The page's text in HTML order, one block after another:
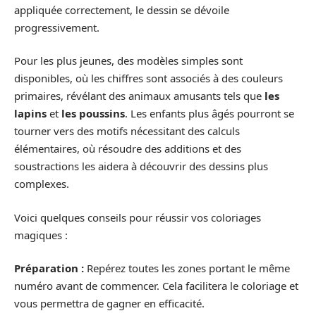
appliquée correctement, le dessin se dévoile
progressivement.
Pour les plus jeunes, des modèles simples sont
disponibles, où les chiffres sont associés à des couleurs
primaires, révélant des animaux amusants tels que les
lapins et les poussins. Les enfants plus âgés pourront se
tourner vers des motifs nécessitant des calculs
élémentaires, où résoudre des additions et des
soustractions les aidera à découvrir des dessins plus
complexes.
Voici quelques conseils pour réussir vos coloriages
magiques :
Préparation : Repérez toutes les zones portant le même
numéro avant de commencer. Cela facilitera le coloriage et
vous permettra de gagner en efficacité.